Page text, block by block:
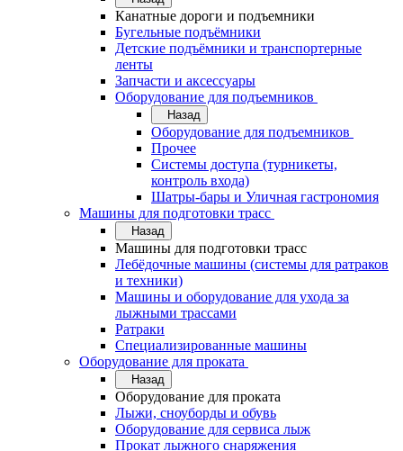
Канатные дороги и подъемники
Бугельные подъёмники
Детские подъёмники и транспортерные
ленты
Запчасти и аксессуары
Оборудование для подъемников
Назад
Оборудование для подъемников
Прочее
Системы доступа (турникеты,
контроль входа)
Шатры-бары и Уличная гастрономия
Машины для подготовки трасс
Назад
Машины для подготовки трасс
Лебёдочные машины (системы для ратраков
и техники)
Машины и оборудование для ухода за
лыжными трассами
Ратраки
Специализированные машины
Оборудование для проката
Назад
Оборудование для проката
Лыжи, сноуборды и обувь
Оборудование для сервисa лыж
Прокат лыжного снаряжения